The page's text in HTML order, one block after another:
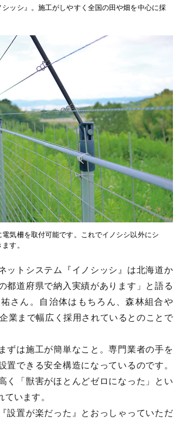
ッシ』。施工がしやすく全国の田や畑を中心に採
電気柵を取付可能です。これでイノシシ以外にシ
す。
ットシステム『イノシッシ』は北海道か
都道府県で納入実績があります」と語る
さん。自治体はもちろん、森林組合や
業まで幅広く採用されているとのことで
ずは施工が簡単なこと。専門業者の手を
置できる安全構造になっているのです。
く「獣害がほとんどゼロになった」とい
ています。
設置が楽だった』とおっしゃっていただ